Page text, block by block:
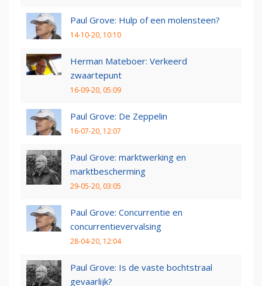
Paul Grove: Hulp of een molensteen?
14-10-20, 10:10
Herman Mateboer: Verkeerd
zwaartepunt
16-09-20, 05:09
Paul Grove: De Zeppelin
16-07-20, 12:07
Paul Grove: marktwerking en
marktbescherming
29-05-20, 03:05
Paul Grove: Concurrentie en
concurrentievervalsing
28-04-20, 12:04
Paul Grove: Is de vaste bochtstraal
gevaarlijk?